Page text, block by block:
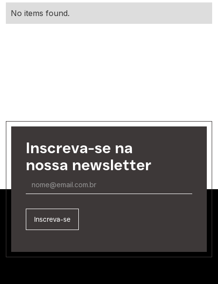
No items found.
Inscreva-se na
nossa newsletter